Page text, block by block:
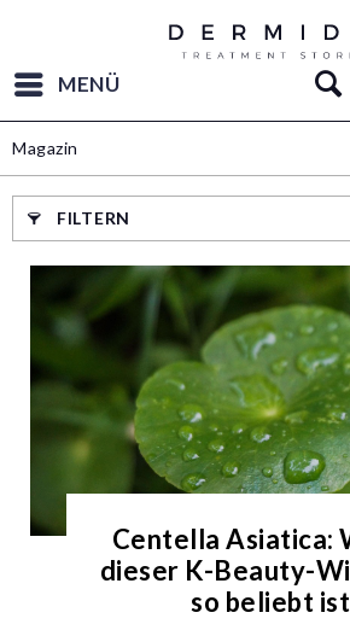
MENÜ
Magazin
FILTERN
Centella Asiatica:
dieser K-Beauty-
so beliebt ist